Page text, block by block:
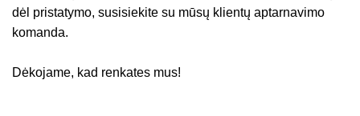
dėl pristatymo, susisiekite su mūsų klientų aptarnavimo
komanda.
Dėkojame, kad renkates mus!